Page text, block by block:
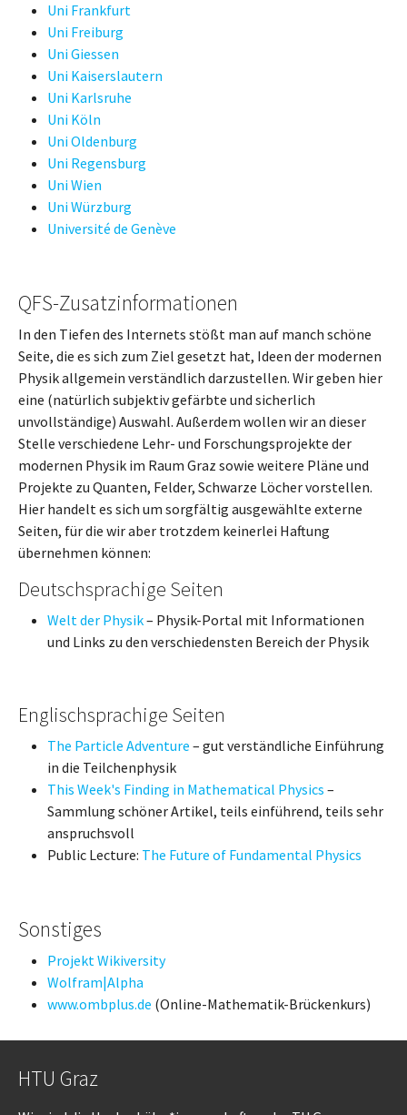
Uni Frankfurt
Uni Freiburg
Uni Giessen
Uni Kaiserslautern
Uni Karlsruhe
Uni Köln
Uni Oldenburg
Uni Regensburg
Uni Wien
Uni Würzburg
Université de Genève
QFS-Zusatzinformationen
In den Tiefen des Internets stößt man auf manch schöne
Seite, die es sich zum Ziel gesetzt hat, Ideen der modernen
Physik allgemein verständlich darzustellen. Wir geben hier
eine (natürlich subjektiv gefärbte und sicherlich
unvollständige) Auswahl. Außerdem wollen wir an dieser
Stelle verschiedene Lehr- und Forschungsprojekte der
modernen Physik im Raum Graz sowie weitere Pläne und
Projekte zu Quanten, Felder, Schwarze Löcher vorstellen.
Hier handelt es sich um sorgfältig ausgewählte externe
Seiten, für die wir aber trotzdem keinerlei Haftung
übernehmen können:
Deutschsprachige Seiten
Welt der Physik– Physik-Portal mit Informationen
und Links zu den verschiedensten Bereich der Physik
Englischsprachige Seiten
The Particle Adventure – gut verständliche Einführung
in die Teilchenphysik
This Week's Finding in Mathematical Physics –
Sammlung schöner Artikel, teils einführend, teils sehr
anspruchsvoll
Public Lecture: The Future of Fundamental Physics
Sonstiges
Projekt Wikiversity
Wolfram|Alpha
www.ombplus.de (Online-Mathematik-Brückenkurs)
HTU Graz